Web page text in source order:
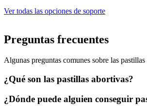
Ver todas las opciones de soporte
Preguntas frecuentes
Algunas preguntas comunes sobre las pastillas
¿Qué son las pastillas abortivas?
¿Dónde puede alguien conseguir